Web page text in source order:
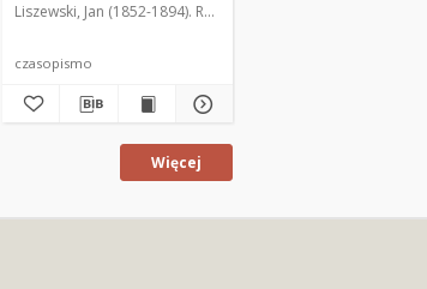
Liszewski, Jan (1852-1894). Red.
czasopismo
Więcej